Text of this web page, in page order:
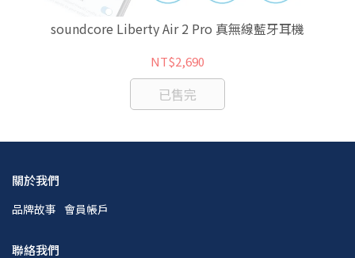
soundcore Liberty Air 2 Pro 真無線藍牙耳機
NT$2,690
已售完
關於我們
品牌故事 會員帳戶
聯絡我們